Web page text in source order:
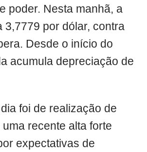
poder. Nesta manhã, a
3,7779 por dólar, contra
Desde o início do
acumula depreciação de
foi de realização de
uma recente alta forte
expectativas de